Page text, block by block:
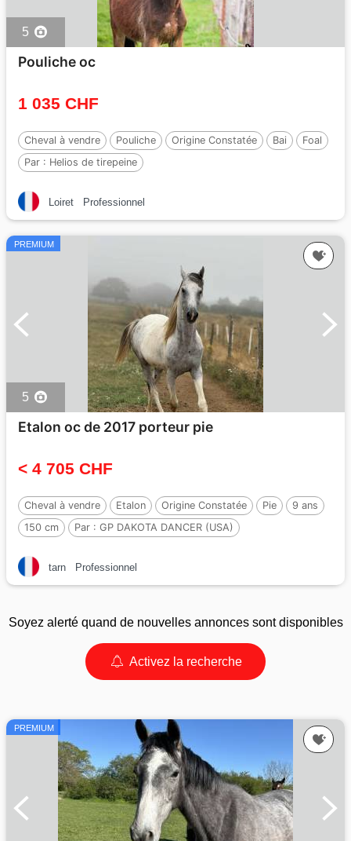
5
Pouliche oc
1 035 CHF
Cheval à vendre Pouliche Origine Constatée Bai
Foal
Par : Helios de tirepeine
Loiret Professionnel
PREMIUM
5
Etalon oc de 2017 porteur pie
< 4 705 CHF
Cheval à vendre Etalon Origine Constatée Pie
9 ans
150 cm
Par : GP DAKOTA DANCER (USA)
tarn Professionnel
Soyez alerté quand de nouvelles annonces sont disponibles
Activez la recherche
PREMIUM